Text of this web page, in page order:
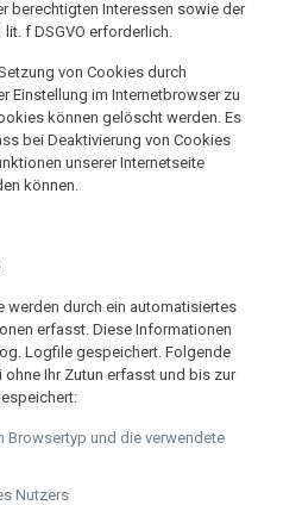
berechtigten Interessen sowie der
lit. f DSGVO erforderlich.
von Cookies durch
Einstellung im Internetbrowser zu
können gelöscht werden. Es
bei Deaktivierung von Cookies
unserer Internetseite
können.
werden durch ein automatisiertes
erfasst. Diese Informationen
Logfile gespeichert. Folgende
Ihr Zutun erfasst und bis zur
Browsertyp und die verwendete
Nutzers